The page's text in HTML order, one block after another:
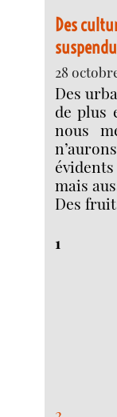
Des
28
Des
de plus
nous
mais
Des
1